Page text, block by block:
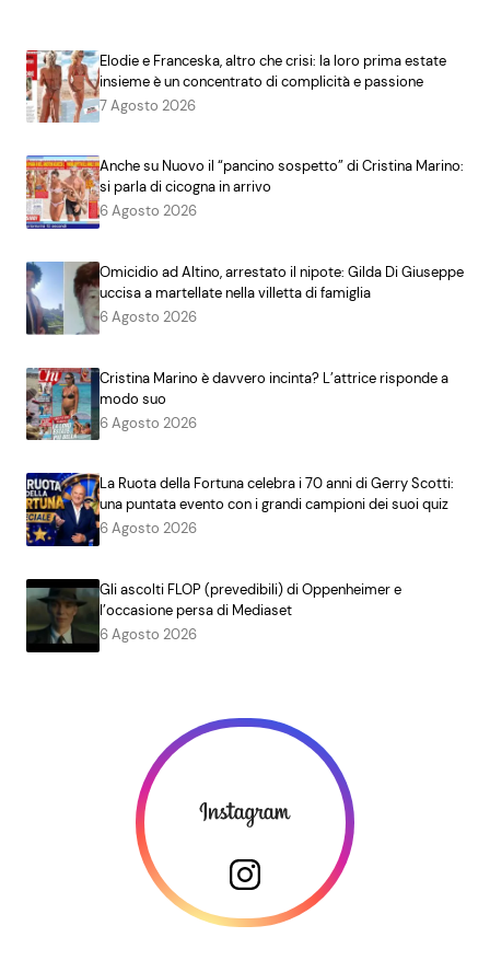
Elodie e Franceska, altro che crisi: la loro prima estate
insieme è un concentrato di complicità e passione
7 Agosto 2026
Anche su Nuovo il “pancino sospetto” di Cristina Marino:
si parla di cicogna in arrivo
6 Agosto 2026
Omicidio ad Altino, arrestato il nipote: Gilda Di Giuseppe
uccisa a martellate nella villetta di famiglia
6 Agosto 2026
Cristina Marino è davvero incinta? L’attrice risponde a
modo suo
6 Agosto 2026
La Ruota della Fortuna celebra i 70 anni di Gerry Scotti:
una puntata evento con i grandi campioni dei suoi quiz
6 Agosto 2026
Gli ascolti FLOP (prevedibili) di Oppenheimer e
l’occasione persa di Mediaset
6 Agosto 2026